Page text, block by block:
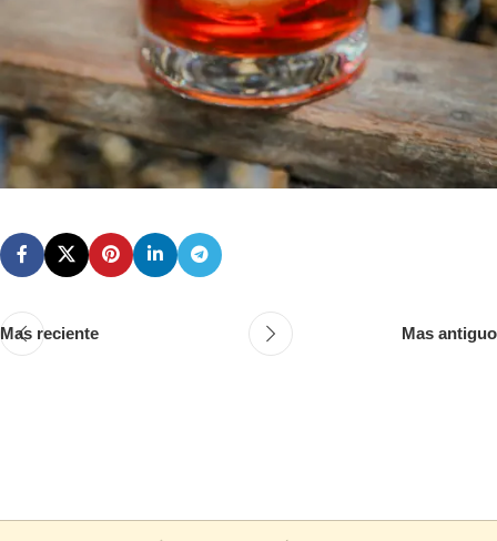
Mas reciente Mas antiguo